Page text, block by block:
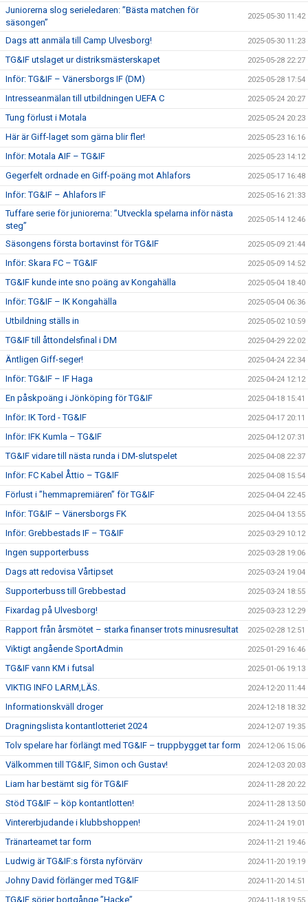
Juniorerna slog serieledaren: ”Bästa matchen för
säsongen”
2025-05-30 11:42
Dags att anmäla till Camp Ulvesborg! 2025-05-30 11:23
TG&IF utslaget ur distriksmästerskapet 2025-05-28 22:27
Inför: TG&IF – Vänersborgs IF (DM) 2025-05-28 17:54
Intresseanmälan till utbildningen UEFA C 2025-05-24 20:27
Tung förlust i Motala 2025-05-24 20:23
Här är Giff-laget som gärna blir fler! 2025-05-23 16:16
Inför: Motala AIF – TG&IF 2025-05-23 14:12
Gegerfelt ordnade en Giff-poäng mot Ahlafors 2025-05-17 16:48
Inför: TG&IF – Ahlafors IF 2025-05-16 21:33
Tuffare serie för juniorerna: ”Utveckla spelarna inför nästa
steg”
2025-05-14 12:46
Säsongens första bortavinst för TG&IF 2025-05-09 21:44
Inför: Skara FC – TG&IF 2025-05-09 14:52
TG&IF kunde inte sno poäng av Kongahälla 2025-05-04 18:40
Inför: TG&IF – IK Kongahälla 2025-05-04 06:36
Utbildning ställs in 2025-05-02 10:59
TG&IF till åttondelsfinal i DM 2025-04-29 22:02
Äntligen Giff-seger! 2025-04-24 22:34
Inför: TG&IF – IF Haga 2025-04-24 12:12
En påskpoäng i Jönköping för TG&IF 2025-04-18 15:41
Inför: IK Tord - TG&IF 2025-04-17 20:11
Inför: IFK Kumla – TG&IF 2025-04-12 07:31
TG&IF vidare till nästa runda i DM-slutspelet 2025-04-08 22:37
Inför: FC Kabel Åttio – TG&IF 2025-04-08 15:54
Förlust i ”hemmapremiären” för TG&IF 2025-04-04 22:45
Inför: TG&IF – Vänersborgs FK 2025-04-04 13:55
Inför: Grebbestads IF – TG&IF 2025-03-29 10:12
Ingen supporterbuss 2025-03-28 19:06
Dags att redovisa Vårtipset 2025-03-24 19:04
Supporterbuss till Grebbestad 2025-03-24 18:55
Fixardag på Ulvesborg! 2025-03-23 12:29
Rapport från årsmötet – starka finanser trots minusresultat 2025-02-28 12:51
Viktigt angående SportAdmin 2025-01-29 16:46
TG&IF vann KM i futsal 2025-01-06 19:13
VIKTIG INFO LARM,LÄS. 2024-12-20 11:44
Informationskväll droger 2024-12-18 18:32
Dragningslista kontantlotteriet 2024 2024-12-07 19:35
Tolv spelare har förlängt med TG&IF – truppbygget tar form 2024-12-06 15:06
Välkommen till TG&IF, Simon och Gustav! 2024-12-03 20:03
Liam har bestämt sig för TG&IF 2024-11-28 20:22
Stöd TG&IF – köp kontantlotten! 2024-11-28 13:50
Vintererbjudande i klubbshoppen! 2024-11-24 19:01
Tränarteamet tar form 2024-11-21 19:46
Ludwig är TG&IF:s första nyförvärv 2024-11-20 19:19
Johny David förlänger med TG&IF 2024-11-20 14:51
TG&IF sörjer bortgånge ”Hacke”